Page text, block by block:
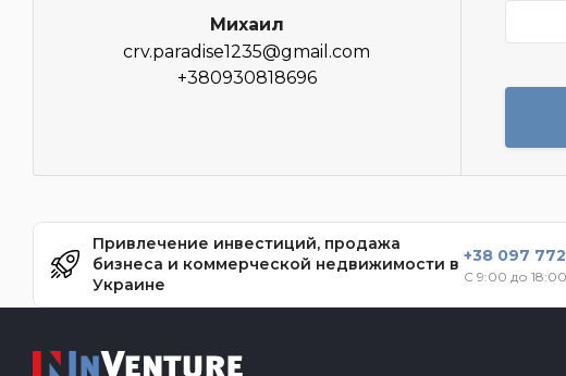
Михаил
crv.paradise1235@gmail.com
+380930818696
Привлечение инвестиций, продажа
бизнеса и коммерческой недвижимости в
Украине
+38 097
С 9:00 до 18:00